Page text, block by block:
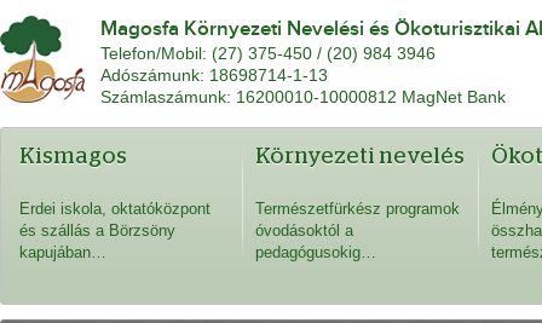
Magosfa Környezeti Nevelési és Ökoturisztikai
Telefon/Mobil: (27) 375-450 / (20) 984 3946
Adószámunk: 18698714-1-13
Számlaszámunk: 16200010-10000812 MagNet Bank
Kismagos
Erdei iskola, oktatóközpont
és szállás a Börzsöny
kapujában…
Környezeti nevelés
Természetfürkész programok
óvodásoktól a
pedagógusokig…